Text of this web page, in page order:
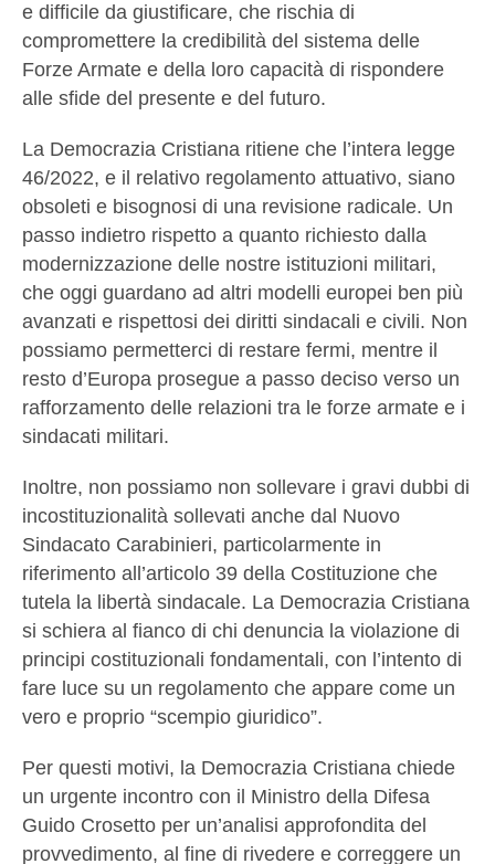
e difficile da giustificare, che rischia di
compromettere la credibilità del sistema delle
Forze Armate e della loro capacità di rispondere
alle sfide del presente e del futuro.
La Democrazia Cristiana ritiene che l’intera legge
46/2022, e il relativo regolamento attuativo, siano
obsoleti e bisognosi di una revisione radicale. Un
passo indietro rispetto a quanto richiesto dalla
modernizzazione delle nostre istituzioni militari,
che oggi guardano ad altri modelli europei ben più
avanzati e rispettosi dei diritti sindacali e civili. Non
possiamo permetterci di restare fermi, mentre il
resto d’Europa prosegue a passo deciso verso un
rafforzamento delle relazioni tra le forze armate e i
sindacati militari.
Inoltre, non possiamo non sollevare i gravi dubbi di
incostituzionalità sollevati anche dal Nuovo
Sindacato Carabinieri, particolarmente in
riferimento all’articolo 39 della Costituzione che
tutela la libertà sindacale. La Democrazia Cristiana
si schiera al fianco di chi denuncia la violazione di
principi costituzionali fondamentali, con l’intento di
fare luce su un regolamento che appare come un
vero e proprio “scempio giuridico”.
Per questi motivi, la Democrazia Cristiana chiede
un urgente incontro con il Ministro della Difesa
Guido Crosetto per un’analisi approfondita del
provvedimento, al fine di rivedere e correggere un